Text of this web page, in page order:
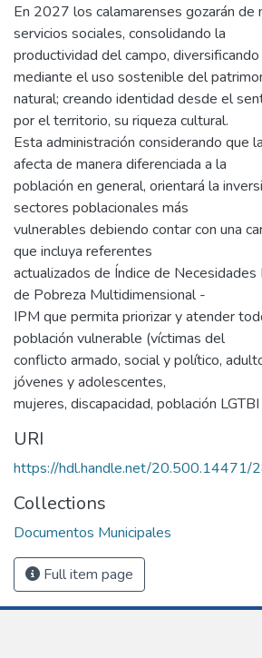
En 2027 los calamarenses gozarán de
servicios sociales, consolidando la
productividad del campo,
mediante el uso sostenible del
natural; creando identidad desde el
por el territorio, su riqueza cultural.
Esta administración considerando que
afecta de manera diferenciada a la
población en general, orientará la
sectores poblacionales más
vulnerables debiendo contar con una
que incluya referentes
actualizados de Índice de
de Pobreza Multidimensional -
IPM que permita priorizar y atender
población vulnerable (víctimas del
conflicto armado, social y político,
jóvenes y adolescentes,
mujeres, discapacidad, población
URI
https://hdl.handle.net/20.500.14471/
Collections
Documentos Municipales
Full item page